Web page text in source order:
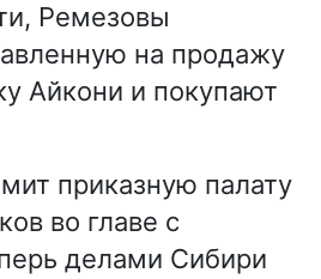
Ремезовы
на продажу
Айкони и покупают
приказную палату
во главе с
делами Сибири